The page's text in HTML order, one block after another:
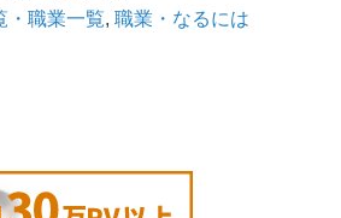
・職業一覧, 職業・なるには